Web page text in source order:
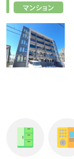
マンション